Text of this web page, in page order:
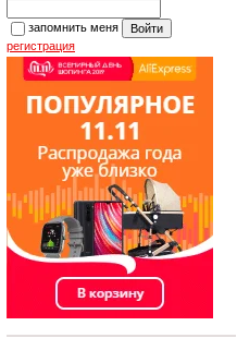
запомнить меня
регистрация